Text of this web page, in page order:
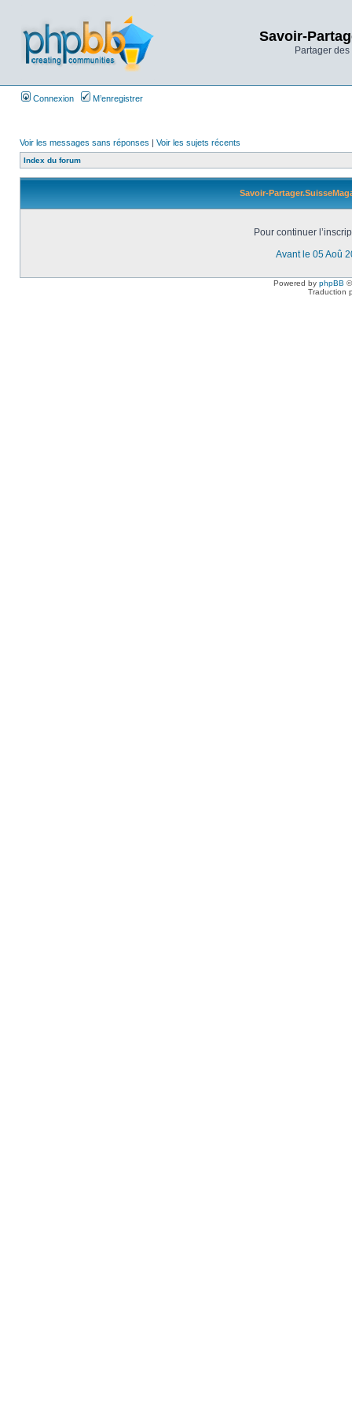
Savoir-
Partager
Connexion M’enregistrer
Voir les messages sans réponses | Voir les sujets récents
Index du forum
Savoir-
Pour continuer
Avant le 05 Aoû
Powered by phpBB
Traduction